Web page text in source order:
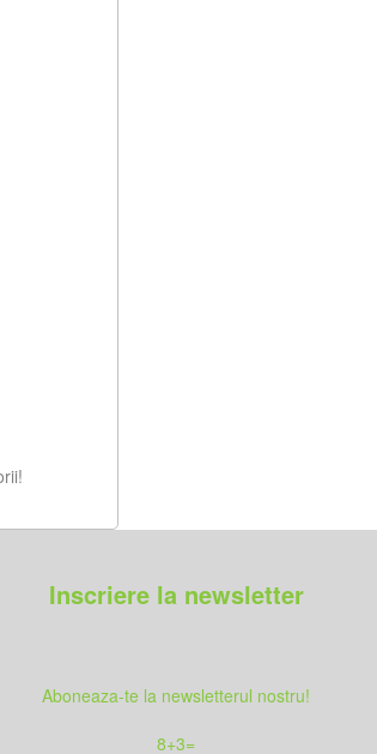
Inscriere la newsletter
Aboneaza-te la newsletterul nostru!
8+3=